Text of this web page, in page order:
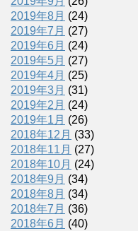
2019年8月 (24)
2019年7月 (27)
2019年6月 (24)
2019年5月 (27)
2019年4月 (25)
2019年3月 (31)
2019年2月 (24)
2019年1月 (26)
2018年12月 (33)
2018年11月 (27)
2018年10月 (24)
2018年9月 (34)
2018年8月 (34)
2018年7月 (36)
2018年6月 (40)